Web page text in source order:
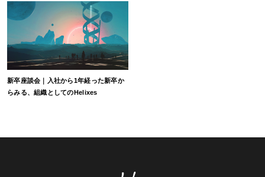
新卒座談会｜入社から1年経った新卒か
らみる、組織としてのHelixes